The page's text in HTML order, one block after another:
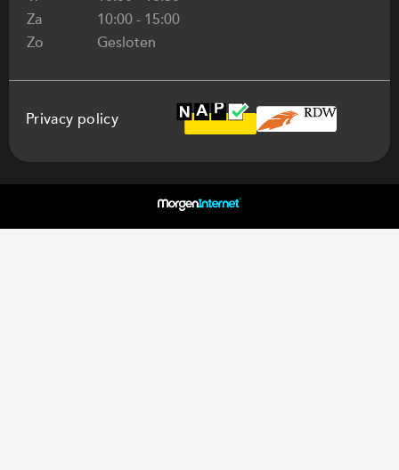
Za
10:00 - 15:00
Zo
Gesloten
Privacy policy